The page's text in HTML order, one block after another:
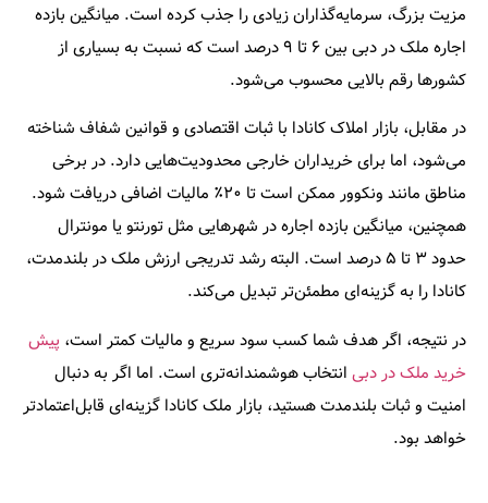
مزیت بزرگ، سرمایه‌گذاران زیادی را جذب کرده است. میانگین بازده
اجاره ملک در دبی بین ۶ تا ۹ درصد است که نسبت به بسیاری از
کشورها رقم بالایی محسوب می‌شود.
در مقابل، بازار املاک کانادا با ثبات اقتصادی و قوانین شفاف شناخته
می‌شود، اما برای خریداران خارجی محدودیت‌هایی دارد. در برخی
مناطق مانند ونکوور ممکن است تا ۲۰٪ مالیات اضافی دریافت شود.
همچنین، میانگین بازده اجاره در شهرهایی مثل تورنتو یا مونترال
حدود ۳ تا ۵ درصد است. البته رشد تدریجی ارزش ملک در بلندمدت،
کانادا را به گزینه‌ای مطمئن‌تر تبدیل می‌کند.
در نتیجه، اگر هدف شما کسب سود سریع و مالیات کمتر است، پیش
خرید ملک در دبی انتخاب هوشمندانه‌تری است. اما اگر به دنبال
امنیت و ثبات بلندمدت هستید، بازار ملک کانادا گزینه‌ای قابل‌اعتمادتر
خواهد بود.